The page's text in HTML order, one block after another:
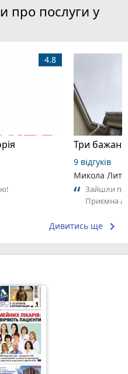
про послуги у
4.8
9 відгуків
Микола
Зайшли
Приємна
Дивитись ще keyboard_arrow_right